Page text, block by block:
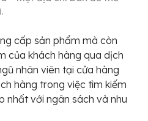
cấp sản phẩm mà còn
của khách hàng qua dịch
nhân viên tại cửa hàng
hàng trong việc tìm kiếm
nhất với ngân sách và nhu